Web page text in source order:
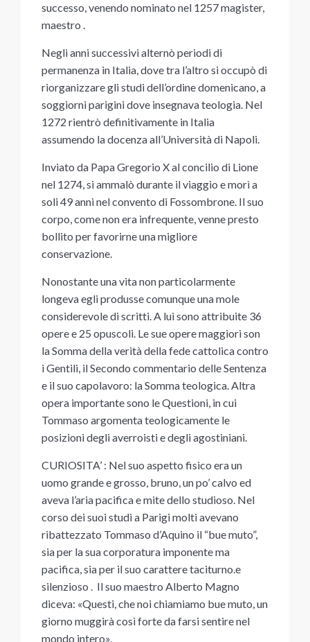
successo, venendo nominato nel 1257 magister,
maestro .
Negli anni successivi alternò periodi di
permanenza in Italia, dove tra l’altro si occupò di
riorganizzare gli studi dell’ordine domenicano, a
soggiorni parigini dove insegnava teologia. Nel
1272 rientrò definitivamente in Italia
assumendo la docenza all’Università di Napoli.
Inviato da Papa Gregorio X al concilio di Lione
nel 1274, si ammalò durante il viaggio e morì a
soli 49 anni nel convento di Fossombrone. Il suo
corpo, come non era infrequente, venne presto
bollito per favorirne una migliore
conservazione.
Nonostante una vita non particolarmente
longeva egli produsse comunque una mole
considerevole di scritti. A lui sono attribuite 36
opere e 25 opuscoli. Le sue opere maggiori son
la Somma della verità della fede cattolica contro
i Gentili, il Secondo commentario delle Sentenza
e il suo capolavoro: la Somma teologica. Altra
opera importante sono le Questioni, in cui
Tommaso argomenta teologicamente le
posizioni degli averroisti e degli agostiniani.
CURIOSITA’ : Nel suo aspetto fisico era un
uomo grande e grosso, bruno, un po’ calvo ed
aveva l’aria pacifica e mite dello studioso. Nel
corso dei suoi studi a Parigi molti avevano
ribattezzato Tommaso d’Aquino il “bue muto”,
sia per la sua corporatura imponente ma
pacifica, sia per il suo carattere taciturno.e
silenzioso . Il suo maestro Alberto Magno
diceva: «Questi, che noi chiamiamo bue muto, un
giorno muggirà così forte da farsi sentire nel
mondo intero».